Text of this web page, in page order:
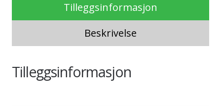
Tilleggsinformasjon
Beskrivelse
Tilleggsinformasjon